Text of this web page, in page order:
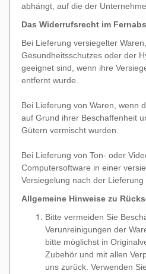
abhängt, auf die der
Das Widerrufsrecht im
Bei Lieferung versiegelter
Gesundheitsschutzes oder der
geeignet sind, wenn ihre
entfernt wurde.
Bei Lieferung von Waren, wenn
auf Grund ihrer Beschaffenheit
Gütern vermischt wurden.
Bei Lieferung von Ton- oder
Computersoftware in einer
Versiegelung nach der
Allgemeine Hinweise zu
Bitte vermeiden Sie
Verunreinigungen der
bitte möglichst in
Zubehör und mit allen
uns zurück. Verwenden